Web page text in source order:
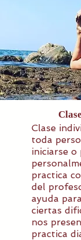
Clase
toda
iniciarse
practica
del
ayuda
ciertas
nos
practica